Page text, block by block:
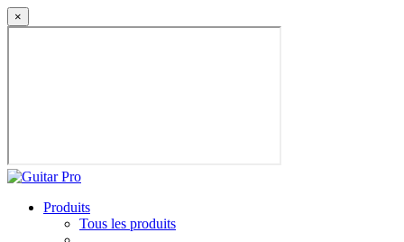
×
Produits
Tous les produits